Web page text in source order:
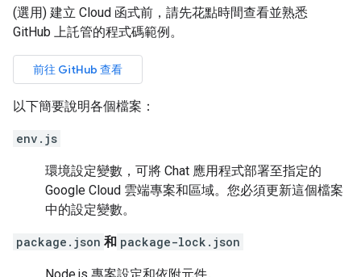
(選用) 建立 Cloud 函式前，請先花點時間查看並熟悉
GitHub 上託管的程式碼範例。
前往 GitHub 查看
以下簡要說明各個檔案：
env.js
環境設定變數，可將 Chat 應用程式部署至指定的
Google Cloud 雲端專案和區域。您必須更新這個檔案
中的設定變數。
package.json 和 package-lock.json